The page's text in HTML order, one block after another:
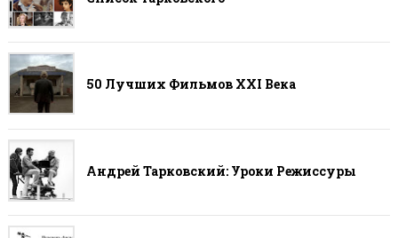
50 Лучших Фильмов ХХI Века
Андрей Тарковский: Уроки Режиссуры